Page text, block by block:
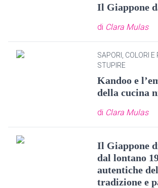
Il Giappone
di Clara Mulas
SAPORI, COLORI E
STUPIRE
Kandoo e
della cucina
di Clara Mulas
Il Giappone
dal lontano
autentiche
tradizione e